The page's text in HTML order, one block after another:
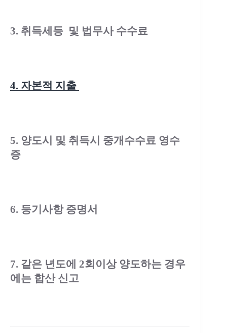
3. 취득세등 및 법무사 수수료
4. 자본적 지출
5. 양도시 및 취득시 중개수수료 영수
증
6. 등기사항 증명서
7. 같은 년도에 2회이상 양도하는 경우
에는 합산 신고